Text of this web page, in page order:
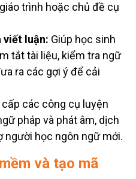
trình hoặc chủ đề cụ
viết luận: Giúp học sinh
tắt tài liệu, kiểm tra ngữ
ra các gợi ý để cải
cấp các công cụ luyện
pháp và phát âm, dịch
học ngôn ngữ mới.
và tạo mã